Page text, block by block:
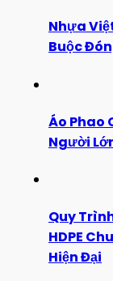
Nhựa
Buộc
Áo Phao
Người
Quy
HDPE
Hiện Đại